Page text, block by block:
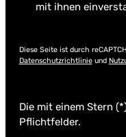
mit ihnen
Diese Seite ist durch
Datenschutzrichtlinieund
Die mit einem Stern
Pflichtfelder.